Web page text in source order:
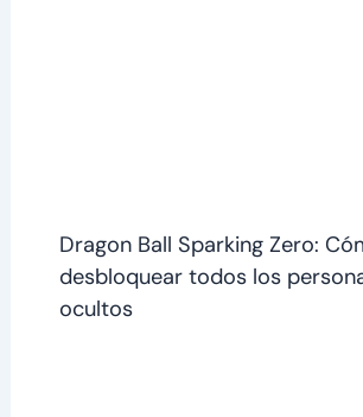
Dragon Ball Sparking Zero:
desbloquear todos los
ocultos